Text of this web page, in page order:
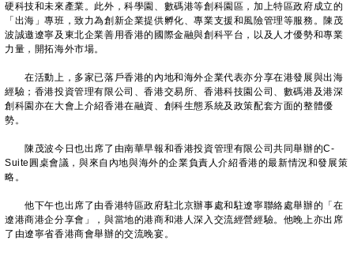
硬科技和未來產業。此外，科學園、數碼港等創科園區，加上特區政府成立的
「出海」專班，致力為創新企業提供孵化、專業支援和風險管理等服務。陳茂
波誠邀遼寧及東北企業善用香港的國際金融與創科平台，以及人才優勢和專業
力量，開拓海外市場。
在活動上，多家已落戶香港的內地和海外企業代表亦分享在港發展與出海
經驗；香港投資管理有限公司、香港交易所、香港科技園公司、數碼港及港深
創科園亦在大會上介紹香港在融資、創科生態系統及政策配套方面的整體優
勢。
陳茂波今日也出席了由南華早報和香港投資管理有限公司共同舉辦的C-
Suite圓桌會議，與來自內地與海外的企業負責人介紹香港的最新情況和發展策
略。
他下午也出席了由香港特區政府駐北京辦事處和駐遼寧聯絡處舉辦的「在
遼港商港企分享會」，與當地的港商和港人深入交流經營經驗。他晚上亦出席
了由遼寧省香港商會舉辦的交流晚宴。